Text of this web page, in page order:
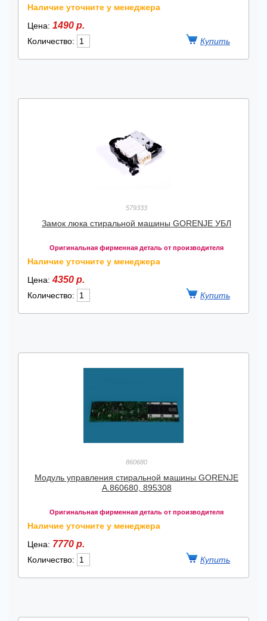
Наличие уточните у менеджера
Цена: 1490 р.
Количество:
579333
Замок люка стиральной машины GORENJE УБЛ
Оригинальная фирменная деталь от производителя
Наличие уточните у менеджера
Цена:4350 р.
Количество:
860680
Модуль управления стиральной машины GORENJE
А.860680, 895308
Оригинальная фирменная деталь от производителя
Наличие уточните у менеджера
Цена: 7770 р.
Количество: